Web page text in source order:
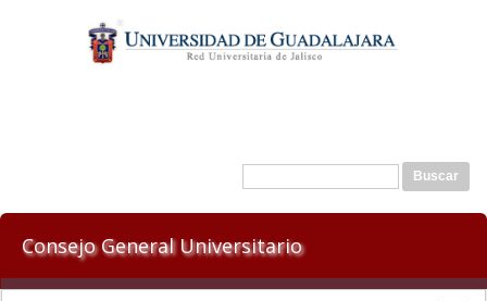
contenido
principal
Formulario de búsqueda
Buscar
Consejo General Universitario